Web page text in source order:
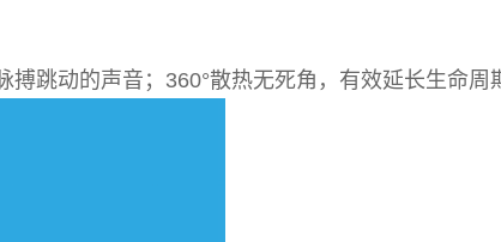
跳动的声音；360°散热无死角，有效延长生命周